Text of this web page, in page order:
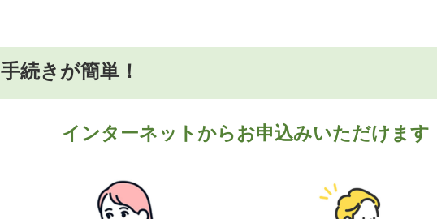
手続きが簡単！
インターネットからお申込みいただけます